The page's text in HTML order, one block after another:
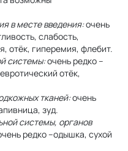
в месте введения:очень
слабость,
отёк, гиперемия, флебит.
системы:очень редко –
отёк,
тканей:очень
зуд.
системы, органов
редко –одышка, сухой